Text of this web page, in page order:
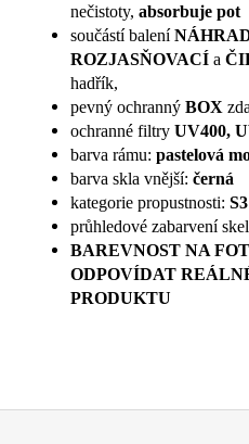
nečistoty, absorbuje pot
součástí balení
ROZJASŇOVACÍ a
hadřík,
pevný ochranný BOX
ochranné filtry UV400,
barva rámu: pastelová
barva skla vnější: černá
kategorie propustnosti: S3
průhledové zabarvení
BAREVNOST NA
ODPOVÍDAT
PRODUKTU
Z